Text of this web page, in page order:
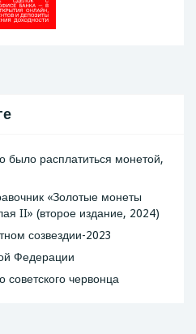
было расплатиться монетой,
«Золотые монеты
II» (второе издание, 2024)
созвездии-2023
Федерации
советского червонца